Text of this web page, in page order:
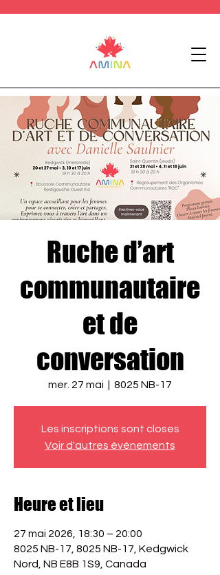
Ruche d’art
communautaire
et de
conversation
mer. 27 mai 8025 NB-17
Les inscriptions sont closes
Voir d'autres événements
Heure et lieu
27 mai 2026, 18:30 – 20:00
8025 NB-17, 8025 NB-17, Kedgwick
Nord, NB E8B 1S9, Canada